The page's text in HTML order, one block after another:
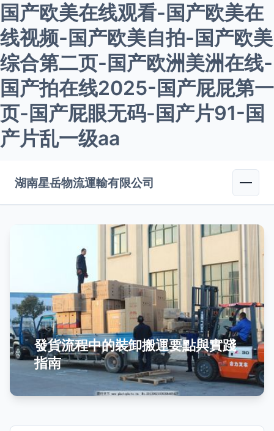
国产欧美在线观看-国产欧美在
线视频-国产欧美自拍-国产欧美
综合第二页-国产欧洲美洲在线-
国产拍在线2025-国产屁屁第一
页-国产屁眼无码-国产片91-国
产片乱一级aa
湖南星岳物流運輸有限公司
發貨流程中的裝卸搬運要點與實踐
指南